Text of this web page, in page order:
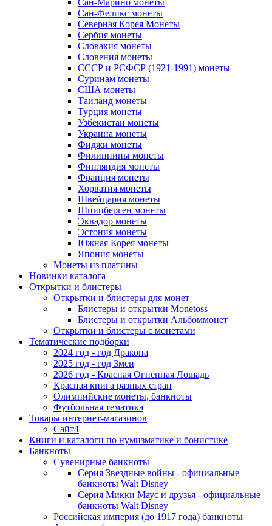
Сан-Марино монеты
Сан-Феликс монеты
Северная Корея Монеты
Сербия монеты
Словакия монеты
Словения монеты
СССР и РСФСР (1921-1991) монеты
Суринам монеты
США монеты
Таиланд монеты
Турция монеты
Узбекистан монеты
Украина монеты
Фиджи монеты
Филиппины монеты
Финляндия монеты
Франция монеты
Хорватия монеты
Швейцария монеты
Шпицберген монеты
Эквадор монеты
Эстония монеты
Южная Корея монеты
Япония монеты
Монеты из платины
Новинки каталога
Открытки и блистеры
Открытки и блистеры для монет
Блистеры и открытки Monetoss
Блистеры и открытки Альбоммонет
Открытки и блистеры с монетами
Тематические подборки
2024 год - год Дракона
2025 год - год Змеи
2026 год - Красная Огненная Лошадь
Красная книга разных стран
Олимпийские монеты, банкноты
Футбольная тематика
Товары интернет-магазинов
Сайт4
Книги и каталоги по нумизматике и бонистике
Банкноты
Сувенирные банкноты
Серия Звездные войны - официальные
банкноты Walt Disney
Серия Микки Маус и друзья - официальные
банкноты Walt Disney
Российская империя (до 1917 года) банкноты